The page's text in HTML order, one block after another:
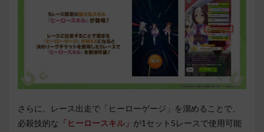
さらに、レース出走で「ヒーローゲージ」を溜めることで、
必殺技的な 「ヒーロースキル」 が1セット5レースで使用可能